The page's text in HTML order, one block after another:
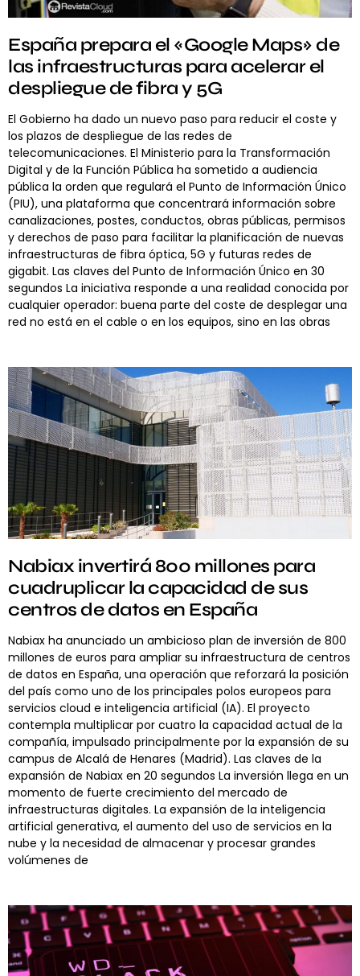
España prepara el «Google Maps» de
las infraestructuras para acelerar el
despliegue de fibra y 5G
El Gobierno ha dado un nuevo paso para reducir el coste y
los plazos de despliegue de las redes de
telecomunicaciones. El Ministerio para la Transformación
Digital y de la Función Pública ha sometido a audiencia
pública la orden que regulará el Punto de Información Único
(PIU), una plataforma que concentrará información sobre
canalizaciones, postes, conductos, obras públicas, permisos
y derechos de paso para facilitar la planificación de nuevas
infraestructuras de fibra óptica, 5G y futuras redes de
gigabit. Las claves del Punto de Información Único en 30
segundos La iniciativa responde a una realidad conocida por
cualquier operador: buena parte del coste de desplegar una
red no está en el cable o en los equipos, sino en las obras
Nabiax invertirá 800 millones para
cuadruplicar la capacidad de sus
centros de datos en España
Nabiax ha anunciado un ambicioso plan de inversión de 800
millones de euros para ampliar su infraestructura de centros
de datos en España, una operación que reforzará la posición
del país como uno de los principales polos europeos para
servicios cloud e inteligencia artificial (IA). El proyecto
contempla multiplicar por cuatro la capacidad actual de la
compañía, impulsado principalmente por la expansión de su
campus de Alcalá de Henares (Madrid). Las claves de la
expansión de Nabiax en 20 segundos La inversión llega en un
momento de fuerte crecimiento del mercado de
infraestructuras digitales. La expansión de la inteligencia
artificial generativa, el aumento del uso de servicios en la
nube y la necesidad de almacenar y procesar grandes
volúmenes de